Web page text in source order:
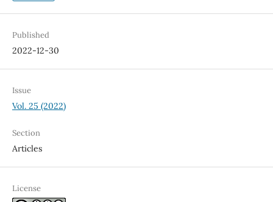
Published
2022-12-30
Issue
Vol. 25 (2022)
Section
Articles
License